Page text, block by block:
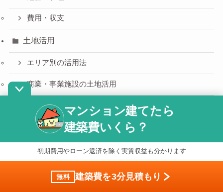
費用・収支
土地活用
エリア別の活用法
商業・事業施設の土地活用
土地活用の基礎知識
宿泊・レジャー施設の土地活用
小規模投資の土地活用
条件別の活用法
マンション建てたら
建築費いくら？
初期費用やローン返済を除く実質収益も分かります
無料 建築費を3分見積もり